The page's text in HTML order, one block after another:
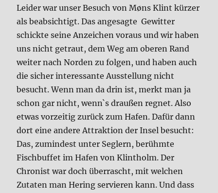
Leider war unser Besuch von Møns Klint kürzer
als beabsichtigt. Das angesagte Gewitter
schickte seine Anzeichen voraus und wir haben
uns nicht getraut, dem Weg am oberen Rand
weiter nach Norden zu folgen, und haben auch
die sicher interessante Ausstellung nicht
besucht. Wenn man da drin ist, merkt man ja
schon gar nicht, wenn`s draußen regnet. Also
etwas vorzeitig zurück zum Hafen. Dafür dann
dort eine andere Attraktion der Insel besucht:
Das, zumindest unter Seglern, berühmte
Fischbuffet im Hafen von Klintholm. Der
Chronist war doch überrascht, mit welchen
Zutaten man Hering servieren kann. Und dass